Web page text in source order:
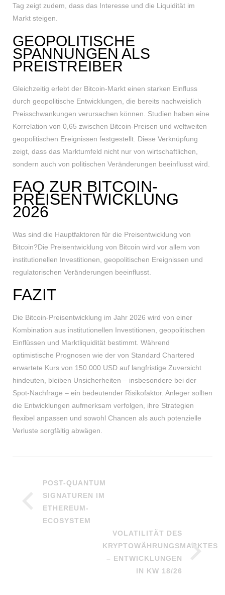
Tag zeigt zudem, dass das Interesse und die Liquidität im
Markt steigen.
GEOPOLITISCHE
SPANNUNGEN ALS
PREISTREIBER
Gleichzeitig erlebt der Bitcoin-Markt einen starken Einfluss
durch geopolitische Entwicklungen, die bereits nachweislich
Preisschwankungen verursachen können. Studien haben eine
Korrelation von 0,65 zwischen Bitcoin-Preisen und weltweiten
geopolitischen Ereignissen festgestellt. Diese Verknüpfung
zeigt, dass das Marktumfeld nicht nur von wirtschaftlichen,
sondern auch von politischen Veränderungen beeinflusst wird.
FAQ ZUR BITCOIN-
PREISENTWICKLUNG
2026
Was sind die Hauptfaktoren für die Preisentwicklung von
Bitcoin?Die Preisentwicklung von Bitcoin wird vor allem von
institutionellen Investitionen, geopolitischen Ereignissen und
regulatorischen Veränderungen beeinflusst.
FAZIT
Die Bitcoin-Preisentwicklung im Jahr 2026 wird von einer
Kombination aus institutionellen Investitionen, geopolitischen
Einflüssen und Marktliquidität bestimmt. Während
optimistische Prognosen wie der von Standard Chartered
erwartete Kurs von 150.000 USD auf langfristige Zuversicht
hindeuten, bleiben Unsicherheiten – insbesondere bei der
Spot-Nachfrage – ein bedeutender Risikofaktor. Anleger sollten
die Entwicklungen aufmerksam verfolgen, ihre Strategien
flexibel anpassen und sowohl Chancen als auch potenzielle
Verluste sorgfältig abwägen.
POST-QUANTUM
SIGNATUREN IM
ETHEREUM-
ECOSYSTEM
VOLATILITÄT DES
KRYPTOWÄHRUNGSMARKTES
– ENTWICKLUNGEN
IN KW 18/26